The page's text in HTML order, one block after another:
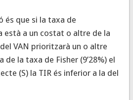
és que si la taxa de
està a un costat o altre de la
VAN prioritzarà un o altre
de la taxa de Fisher (9’28%) el
(S) la TIR és inferior a la del